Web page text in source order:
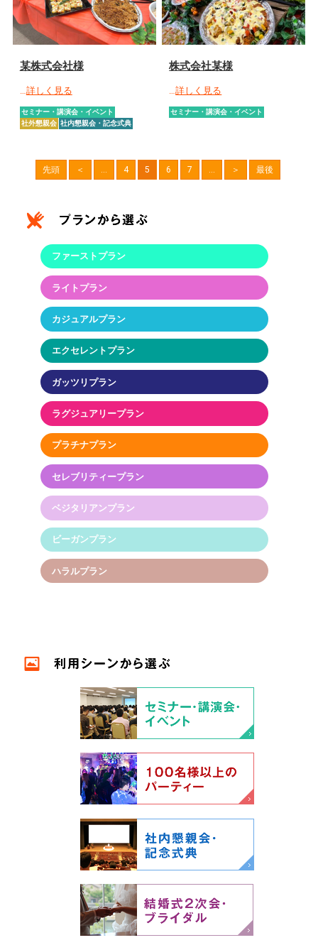
某株式会社様
…詳しく見る
セミナー・講演会・イベント
社外懇親会 社内懇親会・記念式典
株式会社某様
…詳しく見る
セミナー・講演会・イベント
先頭 ＜ ... 4 5 6 7 ... ＞ 最後
ファーストプラン
ライトプラン
カジュアルプラン
エクセレントプラン
ガッツリプラン
ラグジュアリープラン
プラチナプラン
セレブリティープラン
ベジタリアンプラン
ビーガンプラン
ハラルプラン